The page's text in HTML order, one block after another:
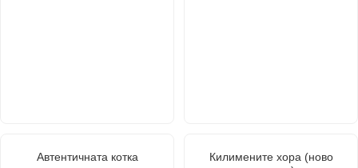
Автентичната котка
Килимените хора (ново